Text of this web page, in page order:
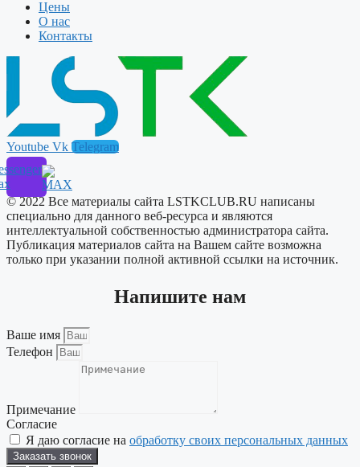
Цены
О нас
Контакты
Youtube Vk Telegram
© 2022 Все материалы сайта LSTKCLUB.RU написаны
специально для данного веб-ресурса и являются
интеллектуальной собственностью администратора сайта.
Публикация материалов сайта на Вашем сайте возможна
только при указании полной активной ссылки на источник.
Напишите нам
Ваше имя
Телефон
Примечание
Согласие
Я даю согласие на обработку своих персональных данных
Заказать звонок